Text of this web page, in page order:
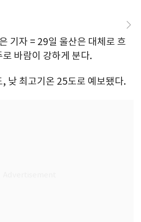
기자 = 29일 울산은 대체로 흐
바람이 강하게 분다.
낮 최고기온 25도로 예보됐다.